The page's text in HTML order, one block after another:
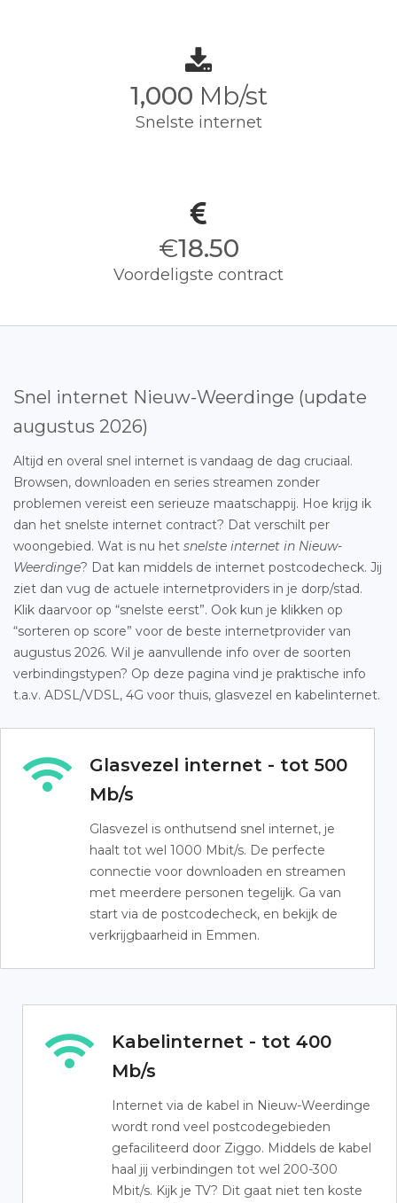
1,000 Mb/st
Snelste internet
€18.50
Voordeligste contract
Snel internet Nieuw-Weerdinge (update
augustus 2026)
Altijd en overal snel internet is vandaag de dag cruciaal.
Browsen, downloaden en series streamen zonder
problemen vereist een serieuze maatschappij. Hoe krijg ik
dan het snelste internet contract? Dat verschilt per
woongebied. Wat is nu het snelste internet in Nieuw-
Weerdinge? Dat kan middels de internet postcodecheck. Jij
ziet dan vug de actuele internetproviders in je dorp/stad.
Klik daarvoor op “snelste eerst”. Ook kun je klikken op
“sorteren op score” voor de beste internetprovider van
augustus 2026. Wil je aanvullende info over de soorten
verbindingstypen? Op deze pagina vind je praktische info
t.a.v. ADSL/VDSL, 4G voor thuis, glasvezel en kabelinternet.
Glasvezel internet - tot 500
Mb/s
Glasvezel is onthutsend snel internet, je
haalt tot wel 1000 Mbit/s. De perfecte
connectie voor downloaden en streamen
met meerdere personen tegelijk. Ga van
start via de postcodecheck, en bekijk de
verkrijgbaarheid in Emmen.
Kabelinternet - tot 400
Mb/s
Internet via de kabel in Nieuw-Weerdinge
wordt rond veel postcodegebieden
gefaciliteerd door Ziggo. Middels de kabel
haal jij verbindingen tot wel 200-300
Mbit/s. Kijk je TV? Dit gaat niet ten koste